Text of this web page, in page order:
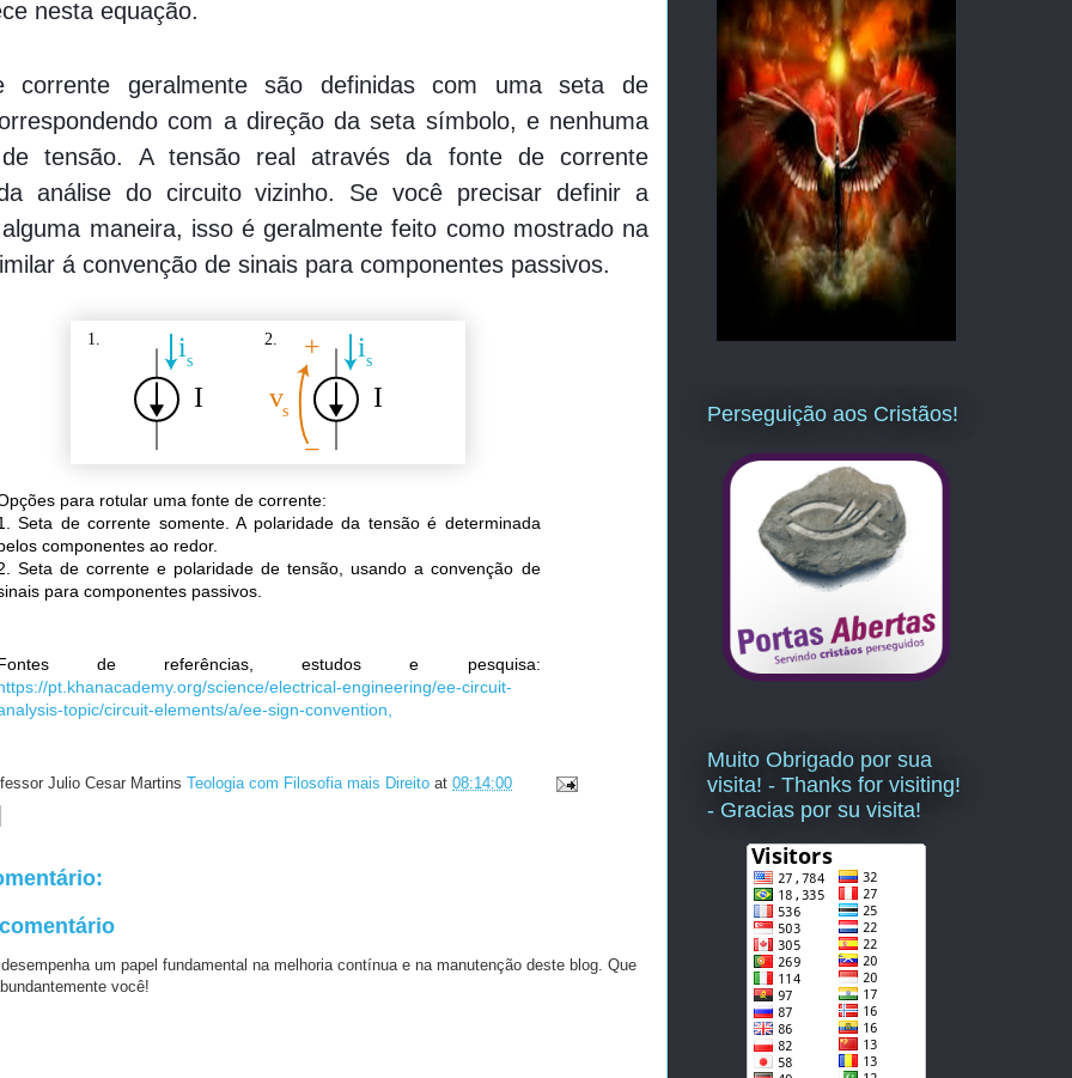
nesta equação.
corrente geralmente são definidas com uma seta de
com a direção da seta símbolo, e nenhuma
de tensão. A tensão real através da fonte de corrente
análise do circuito vizinho. Se você precisar definir a
maneira, isso é geralmente feito como mostrado na
á convenção de sinais para componentes passivos.
para rotular uma fonte de corrente:
Seta de corrente somente. A polaridade da tensão é determinada
componentes ao redor.
Seta de corrente e polaridade de tensão, usando a convenção de
para componentes passivos.
de referências, estudos e pesquisa:
pt.khanacademy.org/science/electrical-engineering/ee-circuit-
topic/circuit-elements/a/ee-sign-convention,
Julio Cesar Martins Teologia com Filosofia mais Direito at 08:14:00
um papel fundamental na melhoria contínua e na manutenção deste blog. Que
você!
Perseguição aos Cristãos!
Muito Obrigado por sua
visita! - Thanks for visiting!
- Gracias por su visita!